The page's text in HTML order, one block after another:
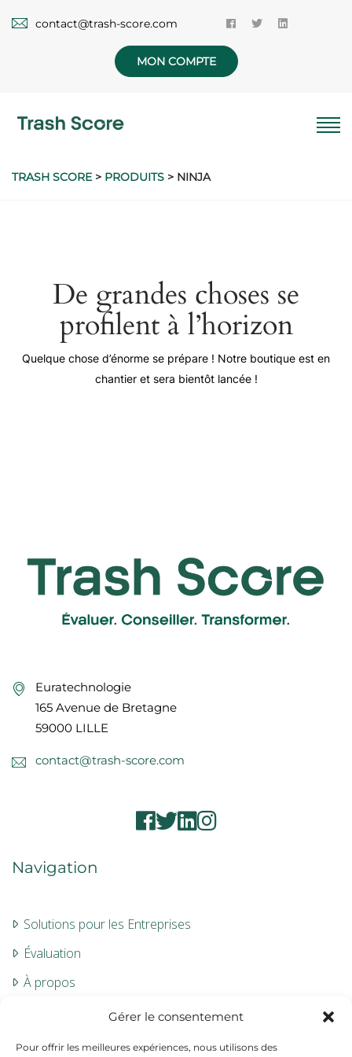
Gérer le consentement
Pour offrir les meilleures expériences, nous utilisons des
contact@trash-score.com
MON COMPTE
TRASH SCORE> PRODUITS > NINJA
De grandes choses se
profilent à l’horizon
Quelque chose d’énorme se prépare ! Notre boutique est en
chantier et sera bientôt lancée !
Euratechnologie
165 Avenue de Bretagne
59000 LILLE
contact@trash-score.com
Navigation
Solutions pour les Entreprises
Évaluation
À propos